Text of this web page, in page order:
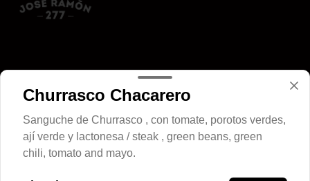
____
Horario
Churrasco Chacarero
Sanguche de Churrasco , con tomate, porotos verdes,
ají verde y lactonesa / steak , green beans, green
chili, tomato and mayo.